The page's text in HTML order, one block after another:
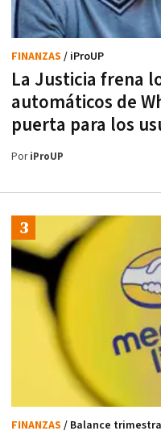
La Justicia frena
automáticos de
puerta para los
FINANZAS / iProUP
PoriProUP
FINANZAS / Balance